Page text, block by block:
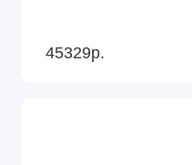
45329р.